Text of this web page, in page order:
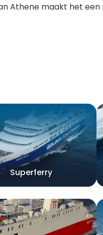
Athene maakt het
Superferry